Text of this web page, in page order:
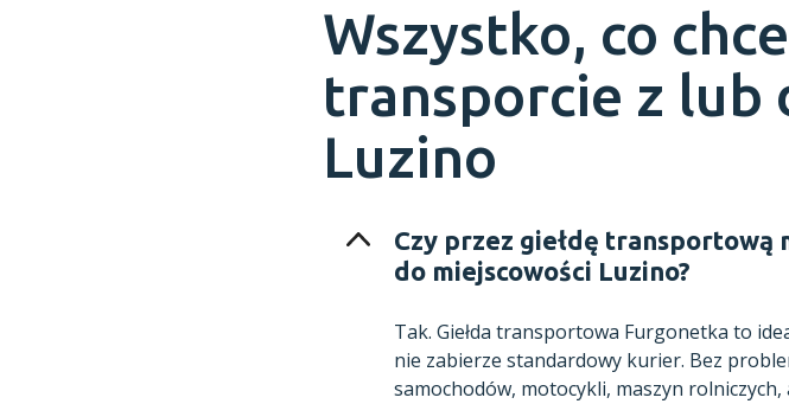
Wszystko, co
transporcie z lub
Luzino
Czy przez giełdę
do miejscowości Luzino?
Tak. Giełda transportowa Furgonetka to
nie zabierze standardowy kurier. Bez
samochodów, motocykli, maszyn